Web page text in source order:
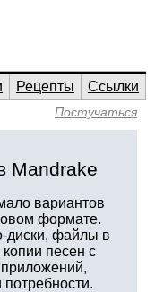
Рецепты
Ссылки
Постучаться
Mandrake
вариантов
формате.
диски, файлы в
песен с